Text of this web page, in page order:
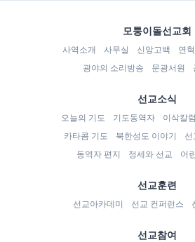
모퉁이돌선교회
사역소개 사무실 신앙고백 연혁
광야의 소리방송
문광서원
선교소식
오늘의 기도 기도동역자 이삭칼럼
카타콤 기도
북한성도 이야기
선
동역자 편지
정세와 선교 어
선교훈련
선교아카데미 선교 컨퍼런스
선교참여